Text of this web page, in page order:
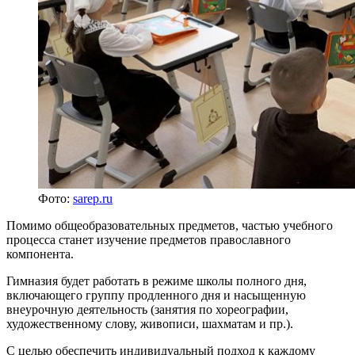
Фото: sarep.ru
Помимо общеобразовательных предметов, частью учебного
процесса станет изучение предметов православного
компонента.
Гимназия будет работать в режиме школы полного дня,
включающего группу продленного дня и насыщенную
внеурочную деятельность (занятия по хореографии,
художественному слову, живописи, шахматам и пр.).
С целью обеспечить индивидуальный подход к каждому